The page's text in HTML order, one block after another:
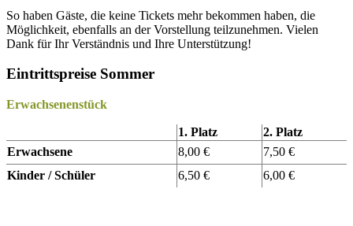
So haben Gäste, die keine Tickets mehr bekommen haben, die
Möglichkeit, ebenfalls an der Vorstellung teilzunehmen. Vielen
Dank für Ihr Verständnis und Ihre Unterstützung!
Eintrittspreise Sommer
Erwachsenenstück
1. Platz
2. Platz
Erwachsene
8,00 €
7,50 €
Kinder / Schüler
6,50 € 6,00 €